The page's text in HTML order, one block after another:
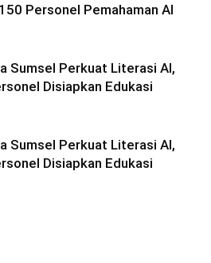
Personel Pemahaman AI
Sumsel Perkuat Literasi AI,
Disiapkan Edukasi
Sumsel Perkuat Literasi AI,
Disiapkan Edukasi